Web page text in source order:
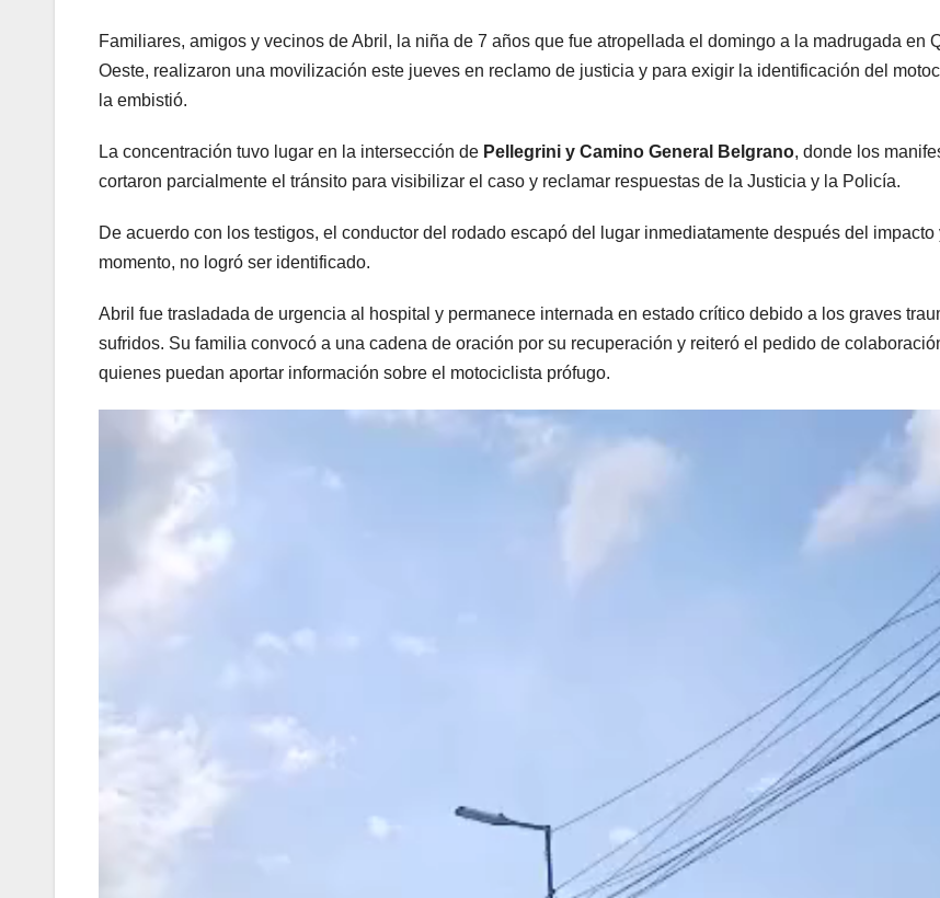
Familiares, amigos y vecinos de Abril, la niña de 7 años que fue atropellada el domingo a la madrugada en
Oeste, realizaron una movilización este jueves en reclamo de justicia y para exigir la identificación del
la embistió.
La concentración tuvo lugar en la intersección de Pellegrini y Camino General Belgrano, donde los
cortaron parcialmente el tránsito para visibilizar el caso y reclamar respuestas de la Justicia y la Policía.
De acuerdo con los testigos, el conductor del rodado escapó del lugar inmediatamente después del impacto
momento, no logró ser identificado.
Abril fue trasladada de urgencia al hospital y permanece internada en estado crítico debido a los graves
sufridos. Su familia convocó a una cadena de oración por su recuperación y reiteró el pedido de
quienes puedan aportar información sobre el motociclista prófugo.